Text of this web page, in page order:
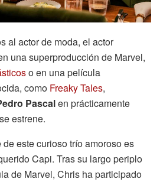
al actor de moda, el actor
una superproducción de Marvel,
o en una película
como Freaky Tales,
Pascalen prácticamente
estrene.
este curioso trío amoroso es
Capi. Tras su largo periplo
de Marvel, Chris ha participado